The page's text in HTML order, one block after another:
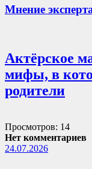
Мнение
Актёрское
мифы, в
родители
Просмотров: 14
Нет комментариев
24.07.2026